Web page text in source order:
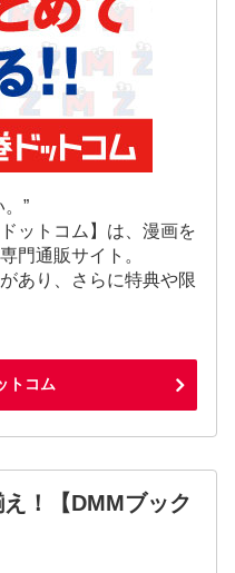
”
ットコム】は、漫画を
門通販サイト。
あり、さらに特典や限
トコム
！【DMMブック